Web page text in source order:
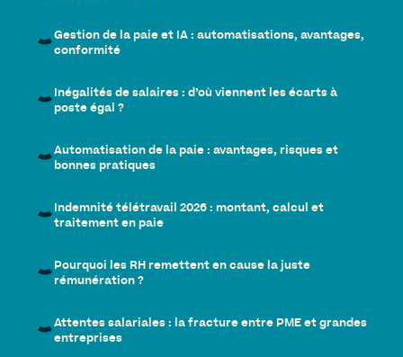
Gestion de la paie et IA : automatisations, avantages,
conformité
Inégalités de salaires : d’où viennent les écarts à
poste égal ?
Automatisation de la paie : avantages, risques et
bonnes pratiques
Indemnité télétravail 2026 : montant, calcul et
traitement en paie
Pourquoi les RH remettent en cause la juste
rémunération ?
Attentes salariales : la fracture entre PME et grandes
entreprises